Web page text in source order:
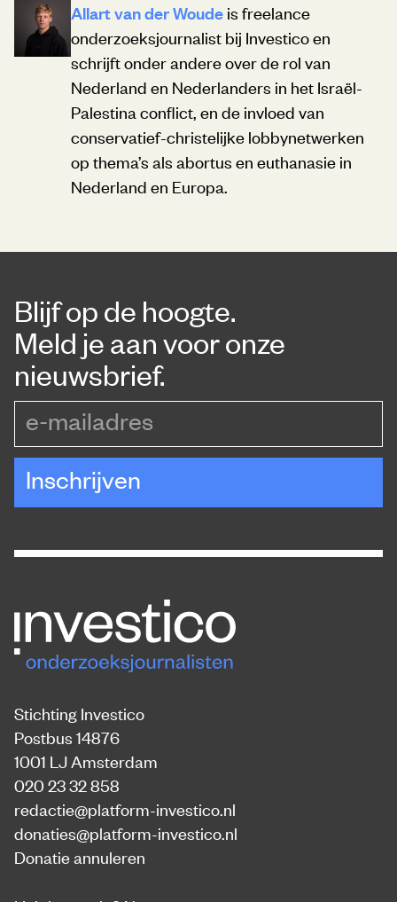
Allart van der Woude is freelance
onderzoeksjournalist bij Investico en
schrijft onder andere over de rol van
Nederland en Nederlanders in het Israël-
Palestina conflict, en de invloed van
conservatief-christelijke lobbynetwerken
op thema’s als abortus en euthanasie in
Nederland en Europa.
Blijf op de hoogte.
Meld je aan voor onze
nieuwsbrief.
Inschrijven
Stichting Investico
Postbus 14876
1001 LJ Amsterdam
020 23 32 858
redactie@platform-investico.nl
donaties@platform-investico.nl
Donatie annuleren